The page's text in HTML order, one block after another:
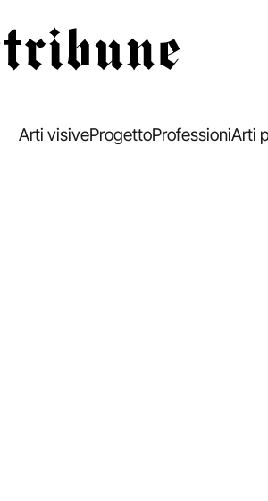
Arti visiveProgettoProfessioniArti